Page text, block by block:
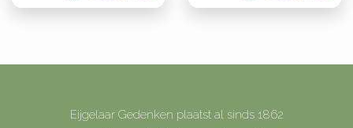
Eijgelaar Gedenken plaatst al sinds 1862